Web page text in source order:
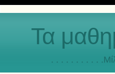
Τα
. . . . . . . . . .